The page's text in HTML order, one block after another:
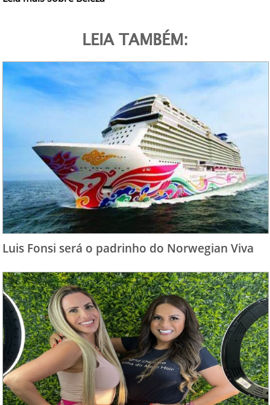
LEIA TAMBÉM:
Luis Fonsi será o padrinho do Norwegian Viva